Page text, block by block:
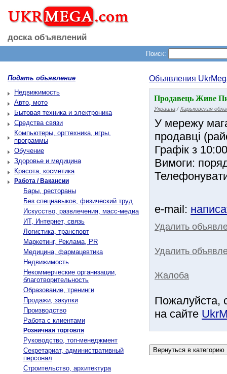
доска объявлений
Поиск:
Подать объявление
Недвижимость
Авто, мото
Бытовая техника и электроника
Средства связи
Компьютеры, оргтехника, игры,
программы
Обучение
Здоровье и медицина
Красота, косметика
Работа / Вакансии
Бары, рестораны
Без спецнавыков, физический труд
Искусство, развлечения, масс-медиа
ИТ, Интернет, связь
Логистика, транспорт
Маркетинг, Реклама, PR
Медицина, фармацевтика
Недвижимость
Некоммерческие организации,
благотворительность
Образование, тренинги
Продажи, закупки
Производство
Работа с клиентами
Розничная торговля
Руководство, топ-менеджмент
Секретариат, административный
персонал
Строительство, архитектура
Объявления
Продавець Живе
Украина / Харьковская
У мережу
продавці
Графік з
Вимоги:
e-mail:
Удалить
Удалить
Жалоба
Пожалуйста,
на сайте